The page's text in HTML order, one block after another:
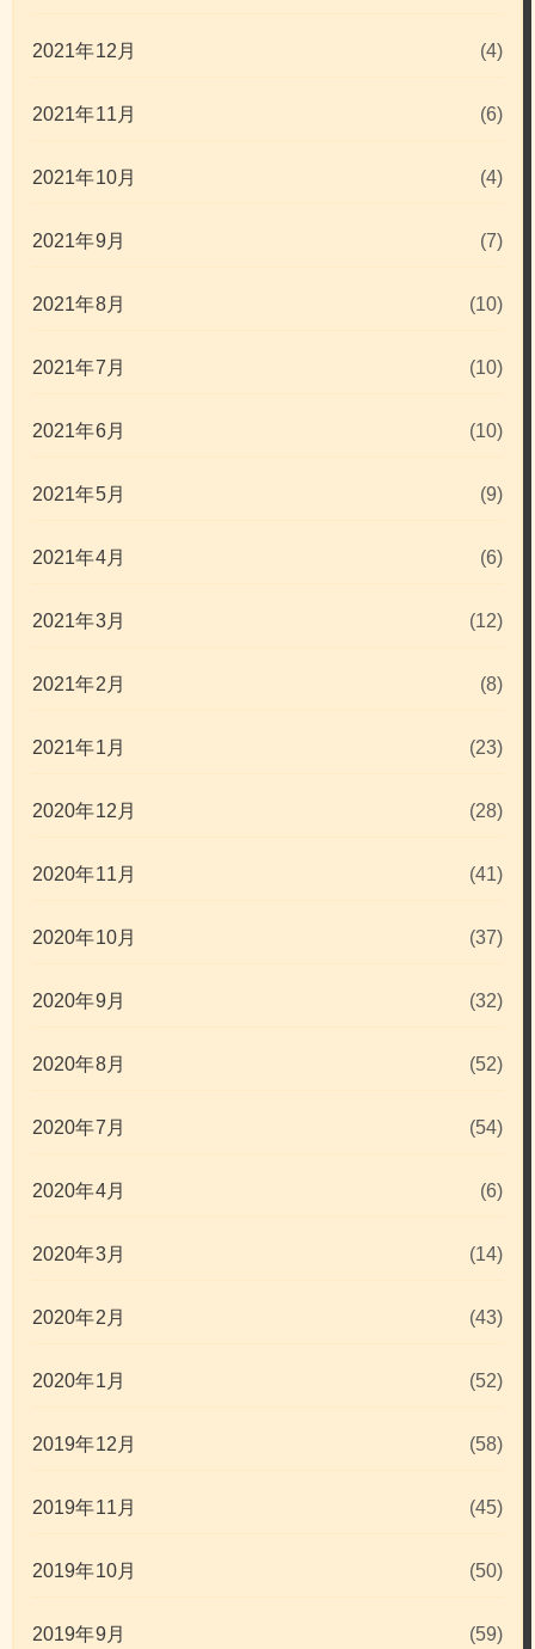
2021年12月 (4)
2021年11月 (6)
2021年10月 (4)
2021年9月 (7)
2021年8月 (10)
2021年7月 (10)
2021年6月 (10)
2021年5月 (9)
2021年4月 (6)
2021年3月 (12)
2021年2月 (8)
2021年1月 (23)
2020年12月 (28)
2020年11月 (41)
2020年10月 (37)
2020年9月 (32)
2020年8月 (52)
2020年7月 (54)
2020年4月 (6)
2020年3月 (14)
2020年2月 (43)
2020年1月 (52)
2019年12月 (58)
2019年11月 (45)
2019年10月 (50)
2019年9月 (59)